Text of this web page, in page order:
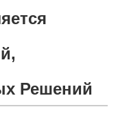
Решений